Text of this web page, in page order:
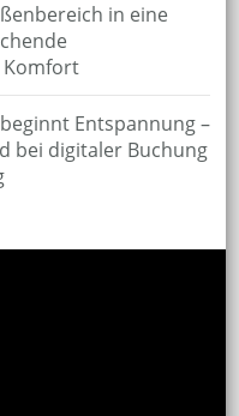
in eine
Komfort
Entspannung –
bei digitaler Buchung